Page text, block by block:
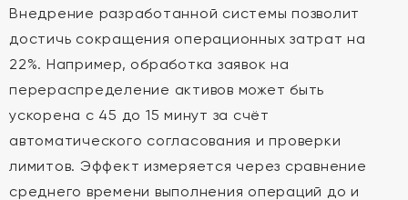
Внедрение разработанной системы позволит
достичь сокращения операционных затрат на
22%. Например, обработка заявок на
перераспределение активов может быть
ускорена с 45 до 15 минут за счёт
автоматического согласования и проверки
лимитов. Эффект измеряется через сравнение
среднего времени выполнения операций до и